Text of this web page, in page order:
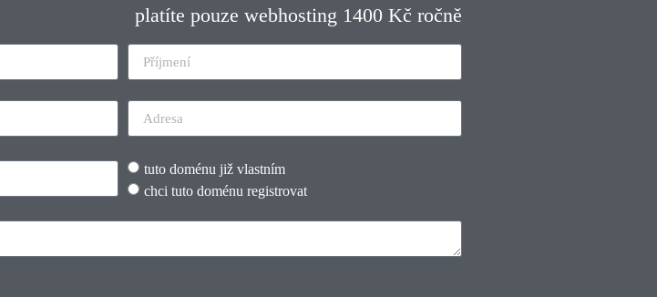
platíte pouze webhosting 1400 Kč ročně
tuto doménu již vlastním
chci tuto doménu registrovat